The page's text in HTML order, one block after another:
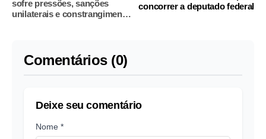
sofre pressões, sanções
unilaterais e constrangimento
concorrer a deputado federal
Comentários (0)
Deixe seu comentário
Nome *